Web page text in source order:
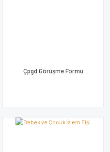
Çpgd Görüşme Formu